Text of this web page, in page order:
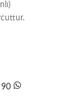
90